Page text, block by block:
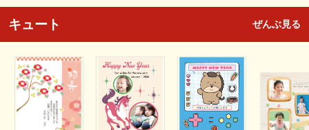
キュート ぜんぶ見る